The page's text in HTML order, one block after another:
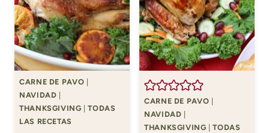
CARNE DE PAVO
NAVIDAD
THANKSGIVING |TODAS
LAS RECETAS
CARNE DE PAVO
NAVIDAD
THANKSGIVING |TODAS